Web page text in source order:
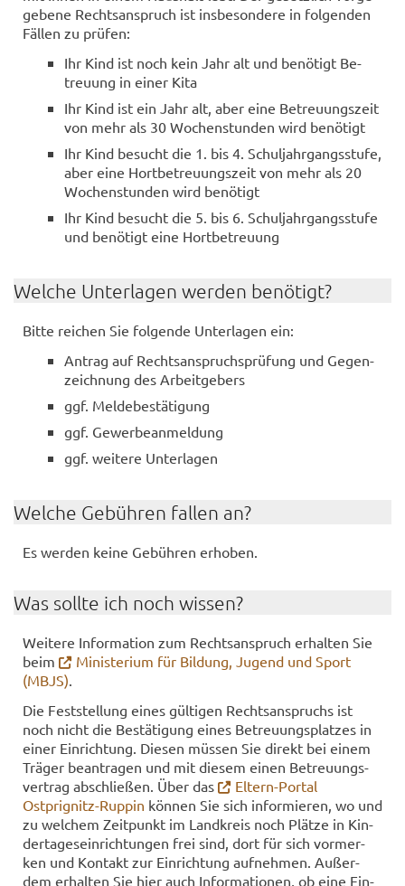
ge­be­ne Rechts­an­spruch ist ins­be­son­de­re in fol­gen­den
Fäl­len zu prü­fen:
Ihr Kind ist noch kein Jahr alt und be­nö­tigt Be­
treu­ung in einer Kita
Ihr Kind ist ein Jahr alt, aber eine Be­treu­ungs­zeit
von mehr als 30 Wo­chen­stun­den wird be­nö­tigt
Ihr Kind be­sucht die 1. bis 4. Schul­jahr­gangs­stu­fe,
aber eine Hort­be­treu­ungs­zeit von mehr als 20
Wo­chen­stun­den wird be­nö­tigt
Ihr Kind be­sucht die 5. bis 6. Schul­jahr­gangs­stu­fe
und be­nö­tigt eine Hort­be­treu­ung
Wel­che Un­ter­la­gen wer­den be­nö­tigt?
Bitte rei­chen Sie fol­gen­de Un­ter­la­gen ein:
An­trag auf Rechts­an­spruch­s­prü­fung und Ge­gen­
zeich­nung des Ar­beit­ge­bers
ggf. Mel­de­be­stä­ti­gung
ggf. Ge­wer­be­an­mel­dung
ggf. wei­te­re Un­ter­la­gen
Wel­che Ge­büh­ren fal­len an?
Es wer­den keine Ge­büh­ren er­ho­ben.
Was soll­te ich noch wis­sen?
Wei­te­re In­for­ma­ti­on zum Rechts­an­spruch er­hal­ten Sie
beim
Mi­nis­te­ri­um für Bil­dung, Ju­gend und Sport
(MBJS).
Die Fest­stel­lung eines gül­ti­gen Rechts­an­spruchs ist
noch nicht die Be­stä­ti­gung eines Be­treu­ungs­plat­zes in
einer Ein­rich­tung. Die­sen müs­sen Sie di­rekt bei einem
Trä­ger be­an­tra­gen und mit die­sem einen Be­treu­ungs­
ver­trag ab­schlie­ßen. Über das
Eltern-​Portal
Ostprignitz-​Ruppin kön­nen Sie sich in­for­mie­ren, wo und
zu wel­chem Zeit­punkt im Land­kreis noch Plät­ze in Kin­
der­ta­ges­ein­rich­tun­gen frei sind, dort für sich vor­mer­
ken und Kon­takt zur Ein­rich­tung auf­neh­men. Au­ßer­
dem er­hal­ten Sie hier auch In­for­ma­tio­nen, ob eine Ein­